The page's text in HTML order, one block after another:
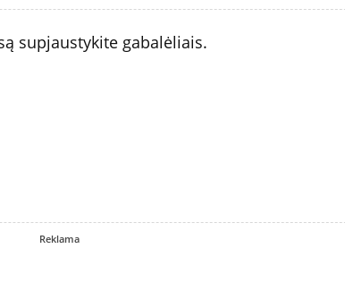
supjaustykite gabalėliais.
Reklama